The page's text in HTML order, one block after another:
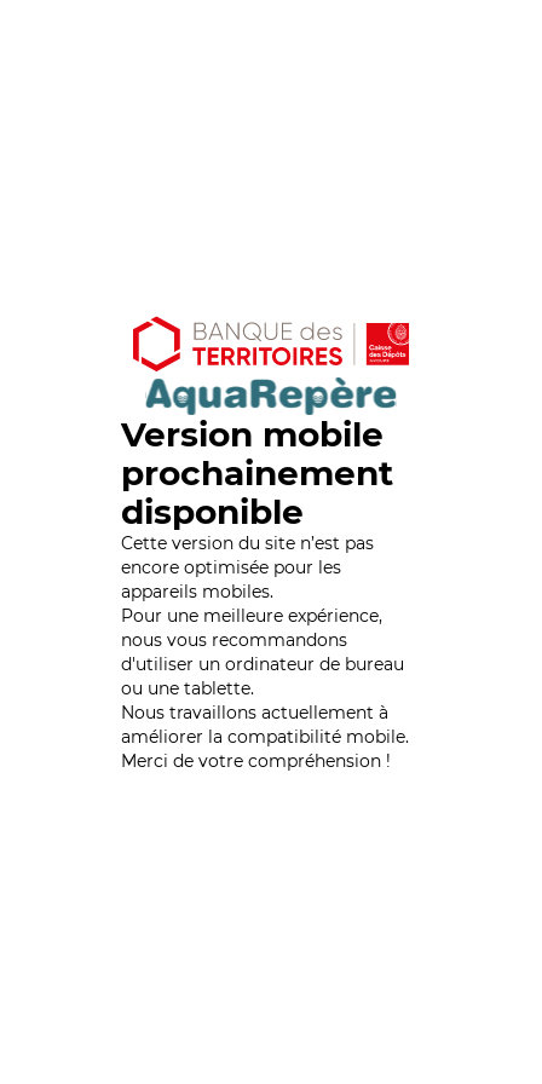
Version mobile
prochainement
disponible
Cette version du site n’est pas
encore optimisée pour les
appareils mobiles.
Pour une meilleure expérience,
nous vous recommandons
d'utiliser un ordinateur de bureau
ou une tablette.
Nous travaillons actuellement à
améliorer la compatibilité mobile.
Merci de votre compréhension !